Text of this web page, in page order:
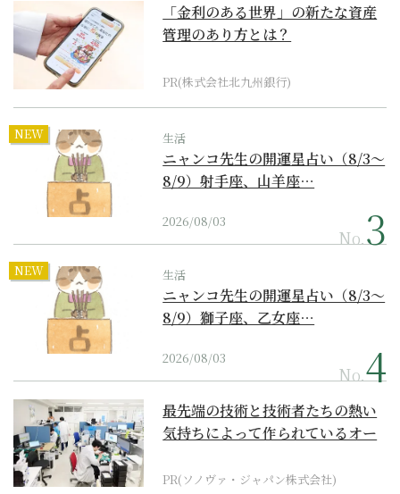
「金利のある世界」の新たな資産
管理のあり方とは？
PR(株式会社北九州銀行)
NEW 生活
ニャンコ先生の開運星占い（8/3～
8/9）射手座、山羊座…
2026/08/03
No.
NEW 生活
ニャンコ先生の開運星占い（8/3～
8/9）獅子座、乙女座…
2026/08/03
No.
最先端の技術と技術者たちの熱い
気持ちによって作られているオー
PR(ソノヴァ・ジャパン株式会社)